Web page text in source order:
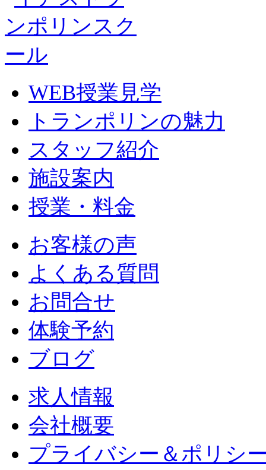
WEB授業見学
トランポリンの魅力
スタッフ紹介
施設案内
授業・料金
お客様の声
よくある質問
お問合せ
体験予約
ブログ
求人情報
会社概要
プライバシー＆ポリシ